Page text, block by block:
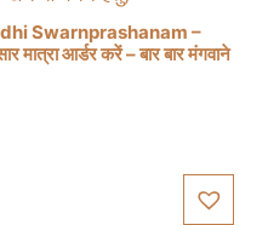
Swarnprashanam –
आर्डर करें – बार बार मंगवाने